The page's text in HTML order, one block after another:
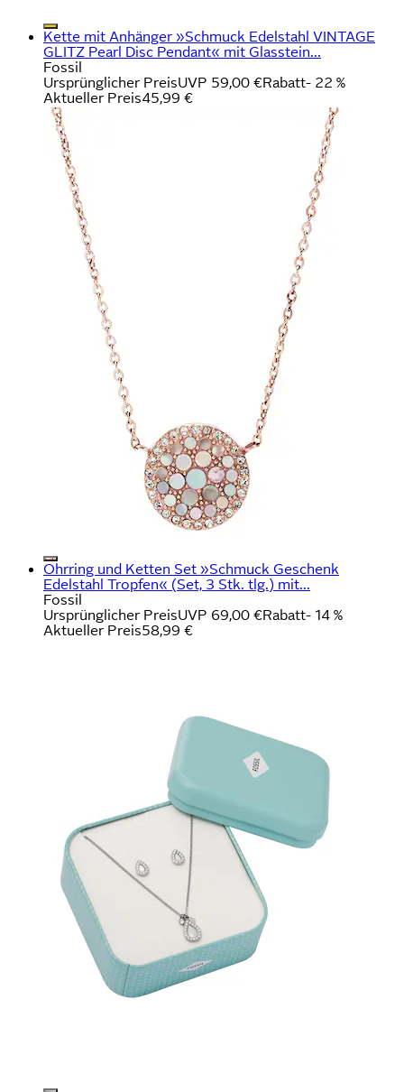
Kette mit Anhänger »Schmuck Edelstahl VINTAGE
GLITZ Pearl Disc Pendant« mit Glasstein...
Fossil
Ursprünglicher PreisUVP 59,00 €Rabatt- 22 %
Aktueller Preis45,99 €
Ohrring und Ketten Set »Schmuck Geschenk
Edelstahl Tropfen« (Set, 3 Stk. tlg.) mit...
Fossil
Ursprünglicher PreisUVP 69,00 €Rabatt- 14 %
Aktueller Preis58,99 €